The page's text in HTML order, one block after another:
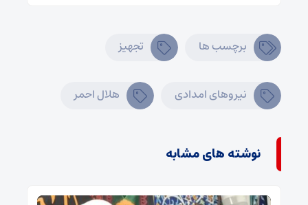
برچسب ها تجهیز
نیروهای امدادی هلال احمر
نوشته های مشابه